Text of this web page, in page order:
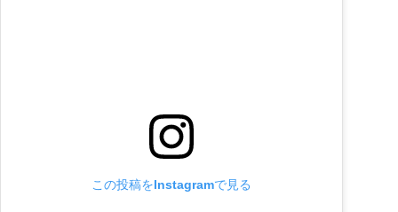
この投稿をInstagramで見る